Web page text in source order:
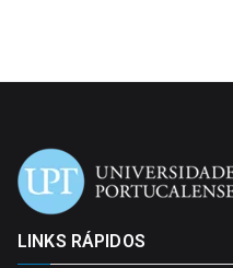
LINKS RÁPIDOS